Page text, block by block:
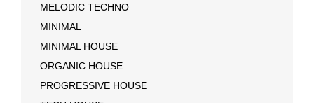
MELODIC TECHNO
MINIMAL
MINIMAL HOUSE
ORGANIC HOUSE
PROGRESSIVE HOUSE